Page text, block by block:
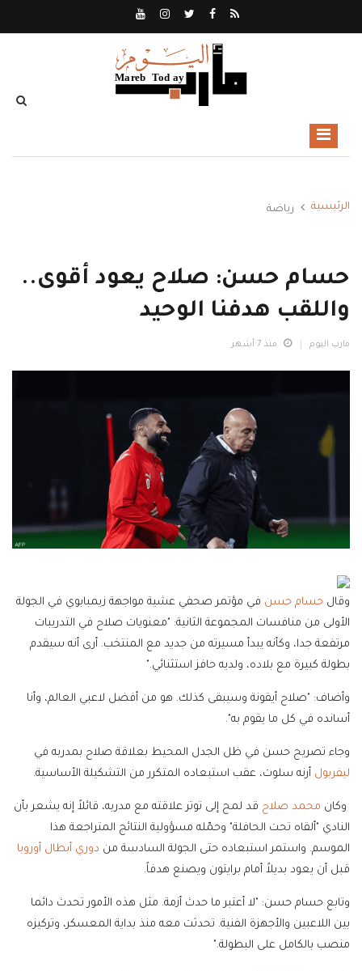
الرئيسية رياضة
حسام حسن: صلاح يعود أقوى..
واللقب هدفنا الوحيد
مارب اليوم منذ 7 أشهر
وقال حسام حسن في مؤتمر صحفي عشية مواجهة زيمبابوي في الجولة
الأولى من منافسات المجموعة الثانية: "معنويات صلاح في التدريبات
مرتفعة جدا، وكأنه يبدأ مسيرته من جديد مع المنتخب. أرى أنه سيقدم
بطولة كبيرة مع بلاده، ولديه حافز استثنائي."
وأضاف: "صلاح أيقونة وسيبقى كذلك. هو من أفضل لاعبي العالم، وأنا
أسانده في كل ما يقوم به".
وجاء تصريح حسن في ظل الجدل المحيط بعلاقة صلاح بمدربه في
ليفربول أرنه سلوت، عقب استبعاده المتكرر من التشكيلة الأساسية.
وكان محمد صلاح قد لمح إلى توتر علاقته مع مدربه، قائلاً إنه يشعر بأن
النادي "ألقاه تحت الحافلة" وحمّله مسؤولية النتائج المتراجعة هذا
الموسم. واستمر استبعاده حتى الجولة السادسة من دوري أبطال أوروبا
قبل أن يعود بديلاً أمام برايتون ويصنع هدفاً.
وتابع حسام حسن: "لا أعتبر ما حدث أزمة. مثل هذه الأمور تحدث دائما
بين اللاعبين والأجهزة الفنية. تحدثت معه منذ بداية المعسكر، وتركيزه
منصب بالكامل على البطولة."